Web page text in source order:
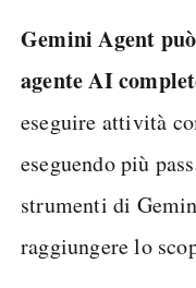
Gemini Agent
agente AI
eseguire attività
eseguendo più
strumenti di
raggiungere lo